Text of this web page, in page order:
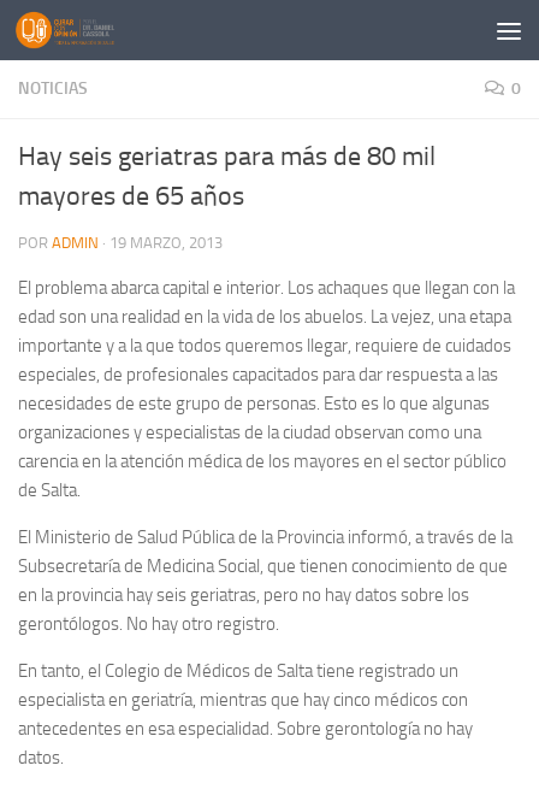
Saltar al contenido
NOTICIAS 0
Hay seis geriatras para más de 80 mil
mayores de 65 años
POR ADMIN · 19 MARZO, 2013
El problema abarca capital e interior. Los achaques que llegan con la
edad son una realidad en la vida de los abuelos. La vejez, una etapa
importante y a la que todos queremos llegar, requiere de cuidados
especiales, de profesionales capacitados para dar respuesta a las
necesidades de este grupo de personas. Esto es lo que algunas
organizaciones y especialistas de la ciudad observan como una
carencia en la atención médica de los mayores en el sector público
de Salta.
El Ministerio de Salud Pública de la Provincia informó, a través de la
Subsecretaría de Medicina Social, que tienen conocimiento de que
en la provincia hay seis geriatras, pero no hay datos sobre los
gerontólogos. No hay otro registro.
En tanto, el Colegio de Médicos de Salta tiene registrado un
especialista en geriatría, mientras que hay cinco médicos con
antecedentes en esa especialidad. Sobre gerontología no hay
datos.